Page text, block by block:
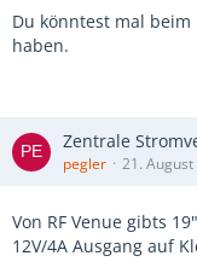
Du könntest mal
haben.
Zentrale
pegler 21.
Von RF Venue gibts
12V/4A Ausgang auf